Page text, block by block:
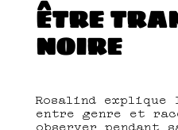
ÊTRE
NOIRE
Rosalind
entre genre et
observer pendant